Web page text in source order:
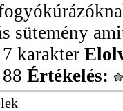
sütemény
karakter
88 Értékelés: